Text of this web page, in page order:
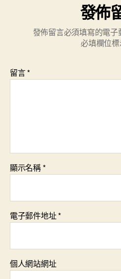
發佈
發佈留言必須填寫的電子
必填欄位
留言*
顯示名稱*
電子郵件地址*
個人網站網址